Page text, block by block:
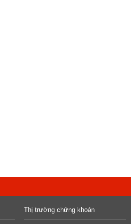
Thị trường chứng khoán